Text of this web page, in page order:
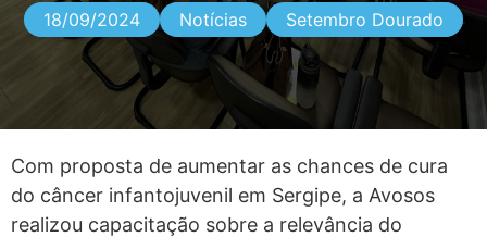
18/09/2024 Notícias Setembro Dourado
Com proposta de aumentar as chances de cura
do câncer infantojuvenil em Sergipe, a Avosos
realizou capacitação sobre a relevância do